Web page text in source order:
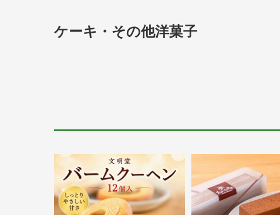
ケーキ・その他洋菓子